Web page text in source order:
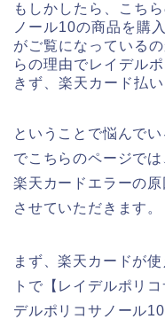
もしかしたら、こち
ノール10の商品を購
がご覧になっている
らの理由でレイデル
きず、楽天カード払
ということで悩んで
でこちらのページで
楽天カードエラーの
させていただきます。
まず、楽天カードが
トで【レイデルポリ
デルポリコサノール